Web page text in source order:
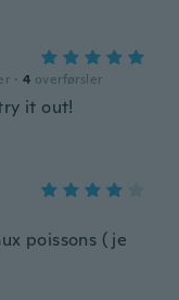
· 4 overførsler
it out!
poissons ( je